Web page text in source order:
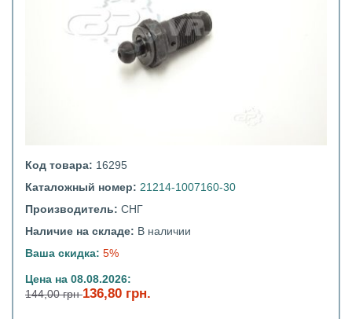
Код товара: 16295
Каталожный номер: 21214-1007160-30
Производитель: СНГ
Наличие на складе: В наличии
Ваша скидка: 5%
Цена на 08.08.2026:
144,00 грн136,80 грн.